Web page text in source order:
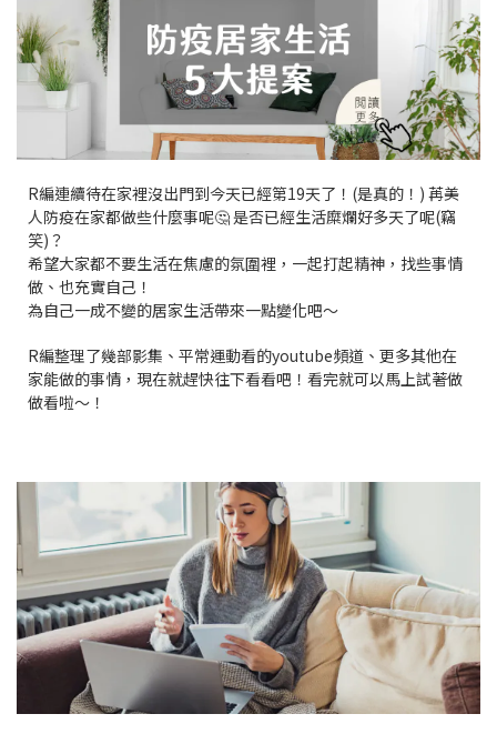
R編連續待在家裡沒出門到今天已經第19天了！(是真的！) 苒美
人防疫在家都做些什麼事呢🤔 是否已經生活糜爛好多天了呢(竊
笑)？
希望大家都不要生活在焦慮的氛圍裡，一起打起精神，找些事情
做、也充實自己！
為自己一成不變的居家生活帶來一點變化吧～
R編整理了幾部影集、平常運動看的youtube頻道、更多其他在
家能做的事情，現在就趕快往下看看吧！看完就可以馬上試著做
做看啦～！